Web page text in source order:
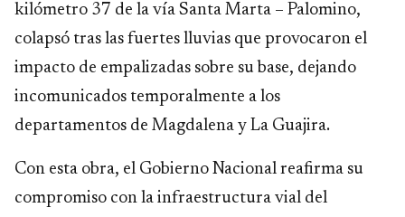
kilómetro 37 de la vía Santa Marta – Palomino,
colapsó tras las fuertes lluvias que provocaron el
impacto de empalizadas sobre su base, dejando
incomunicados temporalmente a los
departamentos de Magdalena y La Guajira.
Con esta obra, el Gobierno Nacional reafirma su
compromiso con la infraestructura vial del